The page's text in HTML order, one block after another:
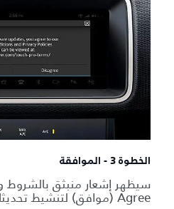
الخطوة 3 - الموافقة
سيظهر إشعار منبثق
Agree (موافق) لتنشيط تحديثات البرامج.